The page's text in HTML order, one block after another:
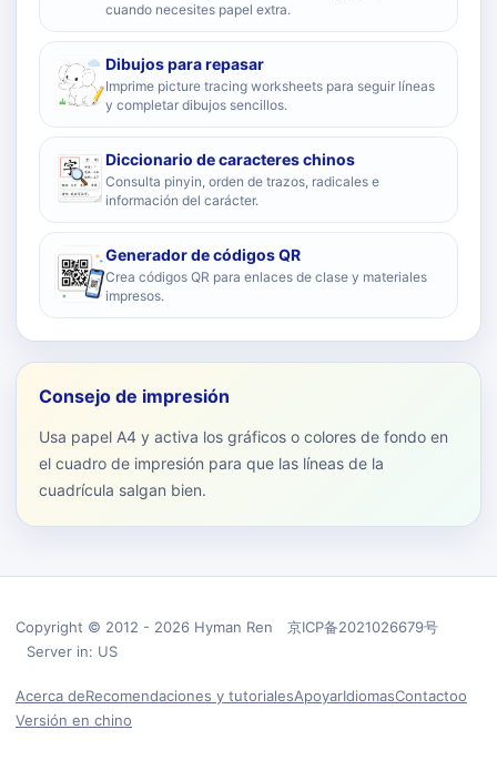
cuando necesites papel extra.
Dibujos para repasar
Imprime picture tracing worksheets para seguir líneas
y completar dibujos sencillos.
Diccionario de caracteres chinos
Consulta pinyin, orden de trazos, radicales e
información del carácter.
Generador de códigos QR
Crea códigos QR para enlaces de clase y materiales
impresos.
Consejo de impresión
Usa papel A4 y activa los gráficos o colores de fondo en
el cuadro de impresión para que las líneas de la
cuadrícula salgan bien.
Copyright © 2012 - 2026 Hyman Ren 京ICP备2021026679号
Server in: US
Acerca deRecomendaciones y tutorialesApoyarIdiomasContactoo
Versión en chino